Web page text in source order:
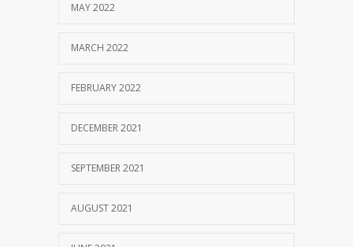
MAY 2022
MARCH 2022
FEBRUARY 2022
DECEMBER 2021
SEPTEMBER 2021
AUGUST 2021